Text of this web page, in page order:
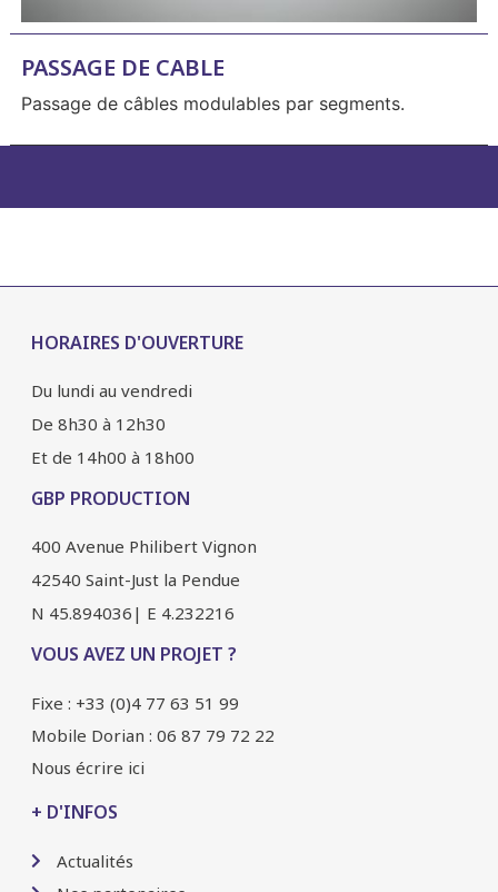
PASSAGE DE CABLE
Passage de câbles modulables par segments.
HORAIRES D'OUVERTURE
Du lundi au vendredi
De 8h30 à 12h30
Et de 14h00 à 18h00
GBP PRODUCTION
400 Avenue Philibert Vignon
42540 Saint-Just la Pendue
N 45.894036| E 4.232216
VOUS AVEZ UN PROJET ?
Fixe : +33 (0)4 77 63 51 99
Mobile Dorian : 06 87 79 72 22
Nous écrire ici
+ D'INFOS
Actualités